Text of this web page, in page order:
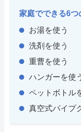
家庭でできる6
お湯を使う
洗剤を使う
重曹を使う
ハンガーを使
ペットボトル
真空式パイプ